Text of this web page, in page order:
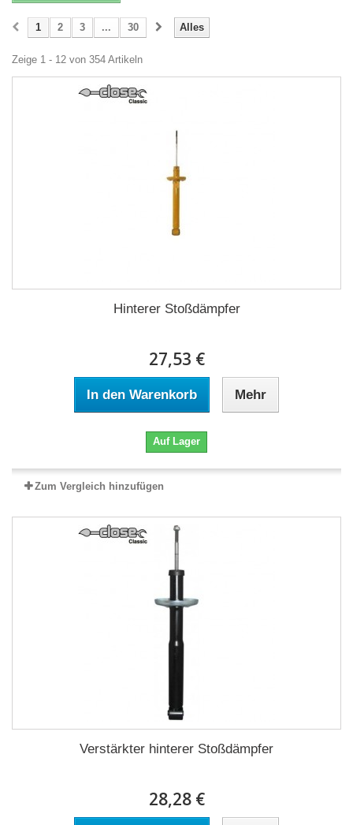
Alles
1 2 3 ... 30
Zeige 1 - 12 von 354 Artikeln
Hinterer Stoßdämpfer
27,53 €
In den Warenkorb Mehr
Auf Lager
Zum Vergleich hinzufügen
Verstärkter hinterer Stoßdämpfer
28,28 €